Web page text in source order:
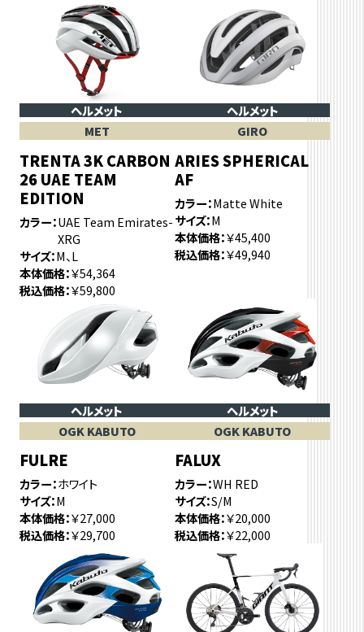
ヘルメット
MET
TRENTA 3K CARBON
26 UAE TEAM
EDITION
カラー UAE Team Emirates-
XRG
サイズ M、L
本体価格 ￥54,364
税込価格 ￥59,800
ヘルメット
GIRO
ARIES SPHERICAL
AF
カラー Matte White
サイズ M
本体価格 ￥45,400
税込価格 ￥49,940
ヘルメット
OGK KABUTO
FULRE
カラー ホワイト
サイズ M
本体価格 ￥27,000
税込価格 ￥29,700
ヘルメット
OGK KABUTO
FALUX
カラー WH RED
サイズ S/M
本体価格 ￥20,000
税込価格 ￥22,000